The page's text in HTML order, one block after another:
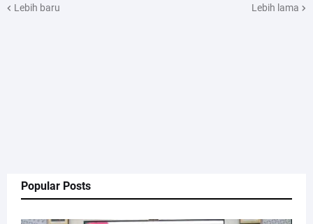
Popular Posts
Lebih baru Lebih lama